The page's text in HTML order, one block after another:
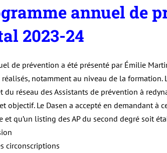
annuel de
2023-24
de prévention a été présenté par Émilie
réalisés, notamment au niveau de la
réseau des Assistants de prévention à
objectif. Le Dasen a accepté en demandant à
qu’un listing des AP du second degré soit
circonscriptions